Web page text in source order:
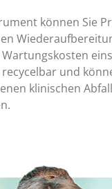
können Sie
und
klinischen